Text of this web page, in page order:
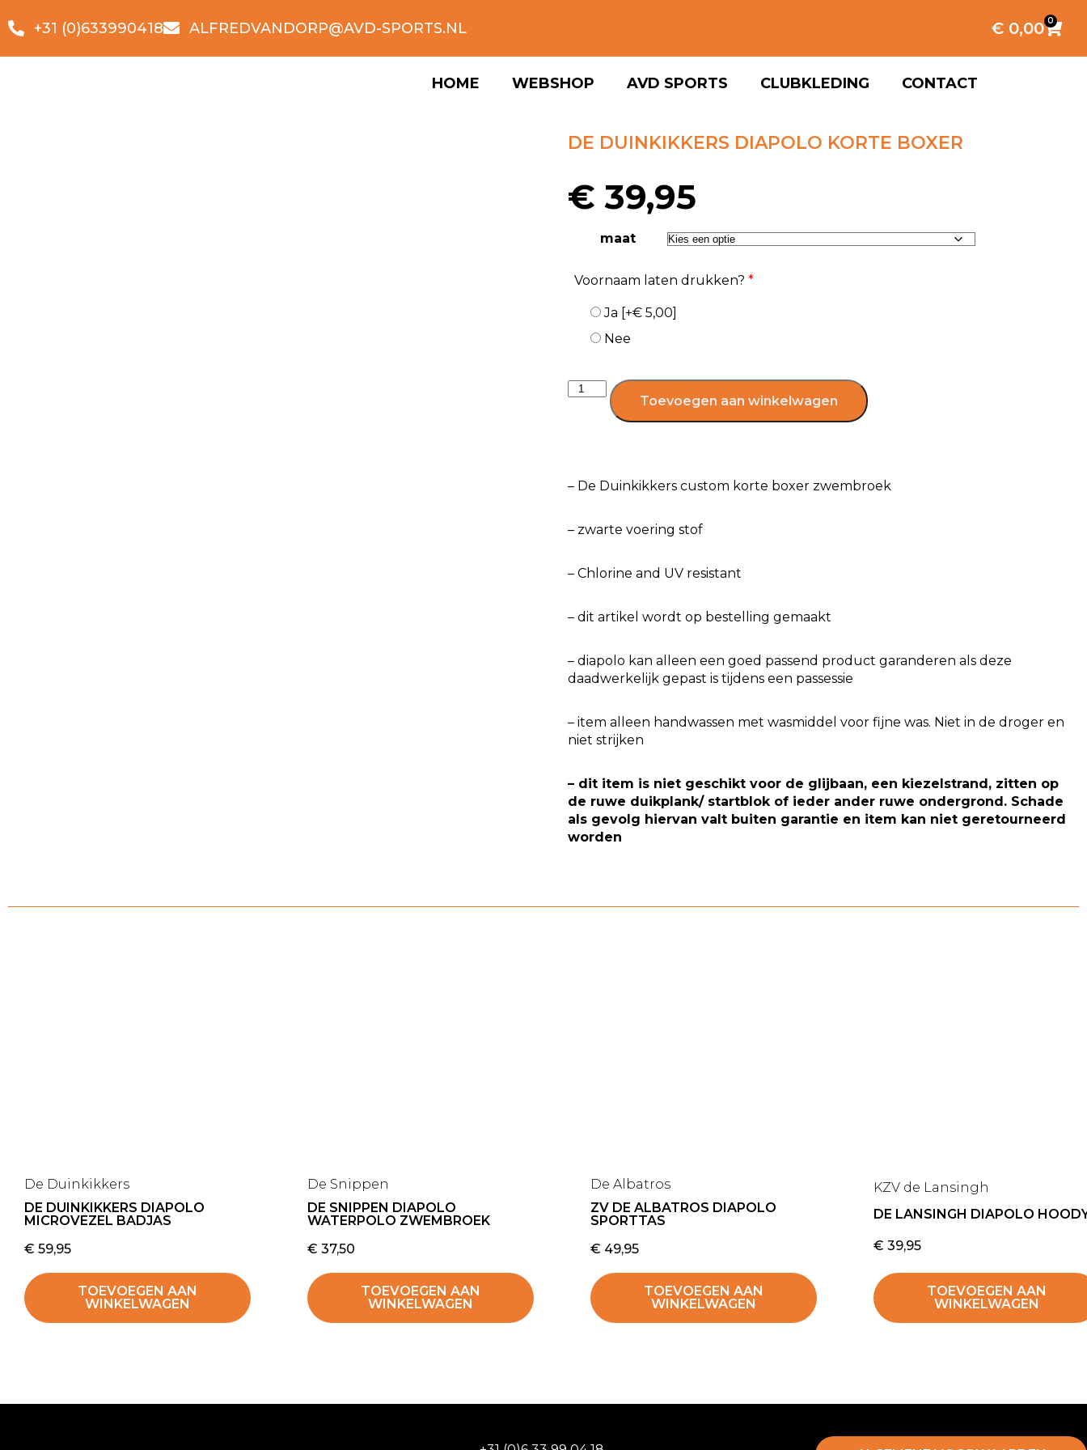
+31 (0)633990418 ALFREDVANDORP@AVD-SPORTS.NL €0,00 0
HOME WEBSHOP AVD SPORTS CLUBKLEDING CONTACT
DE DUINKIKKERS DIAPOLO KORTE BOXER
€ 39,95
maat
Voornaam laten drukken? *
Ja [+€ 5,00]
Nee
Toevoegen aan winkelwagen
– De Duinkikkers custom korte boxer zwembroek
– zwarte voering stof
– Chlorine and UV resistant
– dit artikel wordt op bestelling gemaakt
– diapolo kan alleen een goed passend product garanderen als deze
daadwerkelijk gepast is tijdens een passessie
– item alleen handwassen met wasmiddel voor fijne was. Niet in de droger en
niet strijken
– dit item is niet geschikt voor de glijbaan, een kiezelstrand, zitten op
de ruwe duikplank/ startblok of ieder ander ruwe ondergrond. Schade
als gevolg hiervan valt buiten garantie en item kan niet geretourneerd
worden
De Duinkikkers
DE DUINKIKKERS DIAPOLO
MICROVEZEL BADJAS
€ 59,95
TOEVOEGEN AAN
WINKELWAGEN
De Snippen
DE SNIPPEN DIAPOLO
WATERPOLO ZWEMBROEK
€ 37,50
TOEVOEGEN AAN
WINKELWAGEN
De Albatros
ZV DE ALBATROS DIAPOLO
SPORTTAS
€ 49,95
TOEVOEGEN AAN
WINKELWAGEN
KZV de Lansingh
DE LANSINGH DIAPOLO
€ 39,95
TOEVOEGEN AAN
WINKELWAGEN